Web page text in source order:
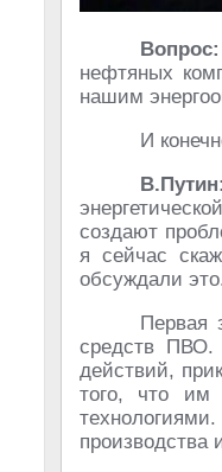
нефтяных
нашим
И
В.Путин:
создают
я сейчас
обсуждали
Первая
средств ПВО.
действий,
того, что им
производства